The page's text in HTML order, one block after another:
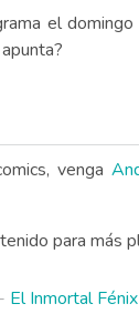
el
venga
para más
- El Inmortal